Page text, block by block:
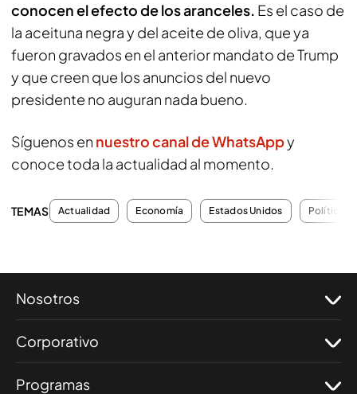
conocen el efecto de los aranceles. Es el caso de
la aceituna negra y del aceite de oliva, que ya
fueron gravados en el anterior mandato de Trump
y que creen que los anuncios del nuevo
presidente no auguran nada bueno.
Síguenos en nuestro canal de WhatsAppy
conoce toda la actualidad al momento.
TEMAS Actualidad Economía Estados Unidos Política
Nosotros
Corporativo
Programas